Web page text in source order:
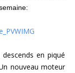
descends en piqué
nouveau moteur